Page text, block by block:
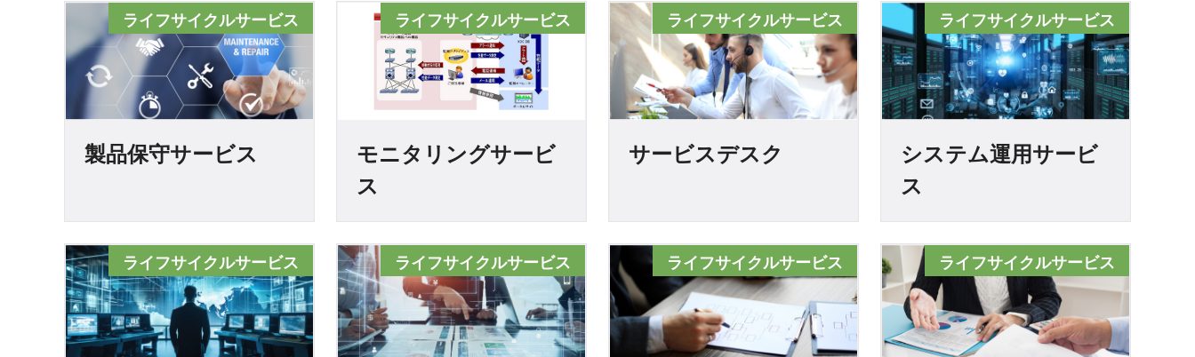
ライフサイクルサービス
製品保守サービス
ライフサイクルサービス
モニタリングサービ
ス
ライフサイクルサービス
サービスデスク
ライフサイクルサービス
システム運用サービ
ス
ライフサイクルサービス ライフサイクルサービス ライフサイクルサービス ライフサイクルサービス